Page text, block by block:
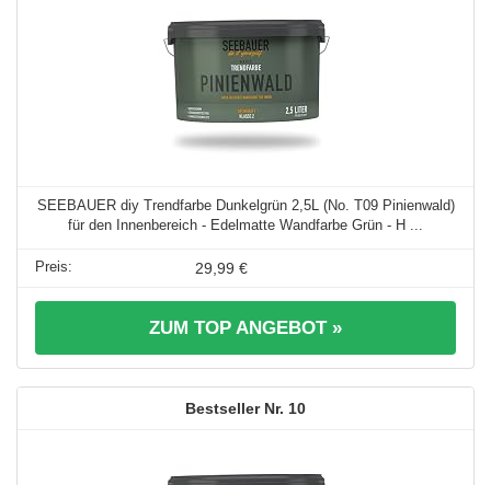
SEEBAUER diy Trendfarbe Dunkelgrün 2,5L (No. T09 Pinienwald)
für den Innenbereich - Edelmatte Wandfarbe Grün - H ...
29,99 €
ZUM TOP ANGEBOT »
10